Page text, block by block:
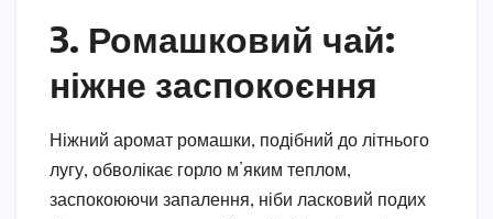
3. Ромашковий чай:
ніжне заспокоєння
Ніжний аромат ромашки, подібний до літнього
лугу, обволікає горло м’яким теплом,
заспокоюючи запалення, ніби ласковий подих